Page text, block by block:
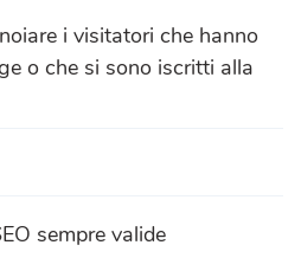
i visitatori che hanno
o che si sono iscritti alla
sempre valide